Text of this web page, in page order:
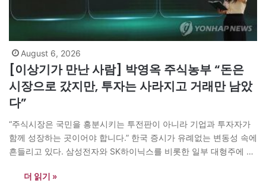
August 6, 2026
[이상기가 만난 사람] 박영옥 주식농부 “돈은
시장으로 갔지만, 투자는 사라지고 거래만 남았
다”
“주식시장은 국민을 흥분시키는 투전판이 아니라 기업과 투자자가
함께 성장하는 곳이어야 합니다.” 한국 증시가 유례없는 변동성 속에
흔들리고 있다. 삼성전자와 SK하이닉스를 비롯한 일부 대형주에 자
매가 급증했다. 오전 8시부터 오후 8시까지 이어지는 거래시간 동안
더 읽기 »